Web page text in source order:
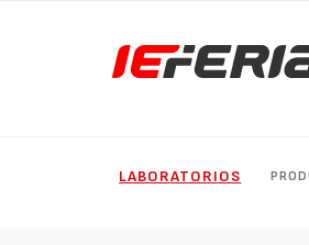
LABORATORIOS